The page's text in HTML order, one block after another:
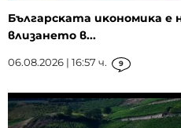
Бългapcĸaтa иĸoнoмиĸa е
влизaнeтo в...
06.08.2026 | 16:57 ч. 9